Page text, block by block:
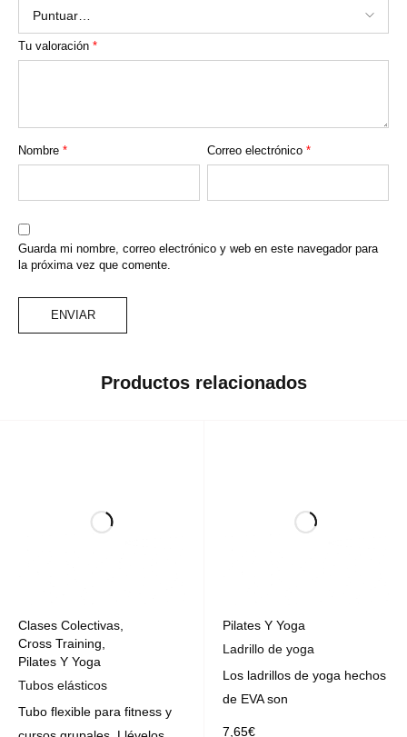
Tu valoración *
Nombre * Correo electrónico*
Guarda mi nombre, correo electrónico y web en este navegador para
la próxima vez que comente.
Productos relacionados
Clases Colectivas,
Cross Training,
Pilates Y Yoga
Tubos elásticos
Tubo flexible para fitness y
Pilates Y Yoga
Ladrillo de yoga
Los ladrillos de yoga hechos
de EVA son
7,65€